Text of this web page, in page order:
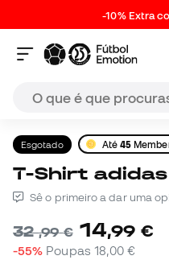
-10% Extra
Esgotado Até 45
T-Shirt
Sê o primeiro a dar uma
32,99 € 14,99 €
-55% Poupas 18,00 €